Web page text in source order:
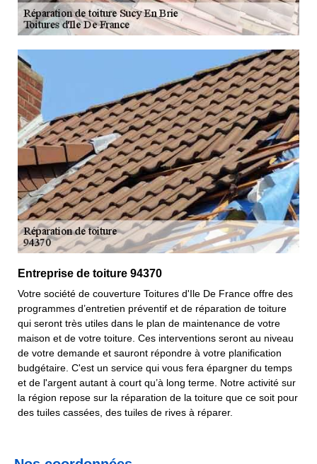
Entreprise de toiture 94370
Votre société de couverture Toitures d'Ile De France offre des
programmes d’entretien préventif et de réparation de toiture
qui seront très utiles dans le plan de maintenance de votre
maison et de votre toiture. Ces interventions seront au niveau
de votre demande et sauront répondre à votre planification
budgétaire. C'est un service qui vous fera épargner du temps
et de l'argent autant à court qu’à long terme. Notre activité sur
la région repose sur la réparation de la toiture que ce soit pour
des tuiles cassées, des tuiles de rives à réparer.